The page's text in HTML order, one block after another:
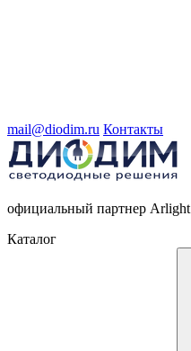
mail@diodim.ru Контакты
официальный партнер Arlight
Каталог